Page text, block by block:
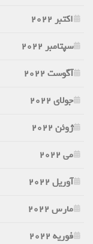
اکتبر 2022
سپتامبر 2022
آگوست 2022
جولای 2022
ژوئن 2022
می 2022
آوریل 2022
مارس 2022
فوریه 2022